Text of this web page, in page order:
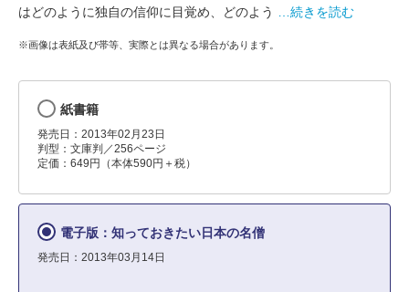
はどのように独自の信仰に目覚め、どのよう
…続きを読む
※画像は表紙及び帯等、実際とは異なる場合があります。
紙書籍
発売日：2013年02月23日
判型：文庫判／256ページ
定価：649円（本体590円＋税）
電子版：知っておきたい日本の名僧
発売日：2013年03月14日